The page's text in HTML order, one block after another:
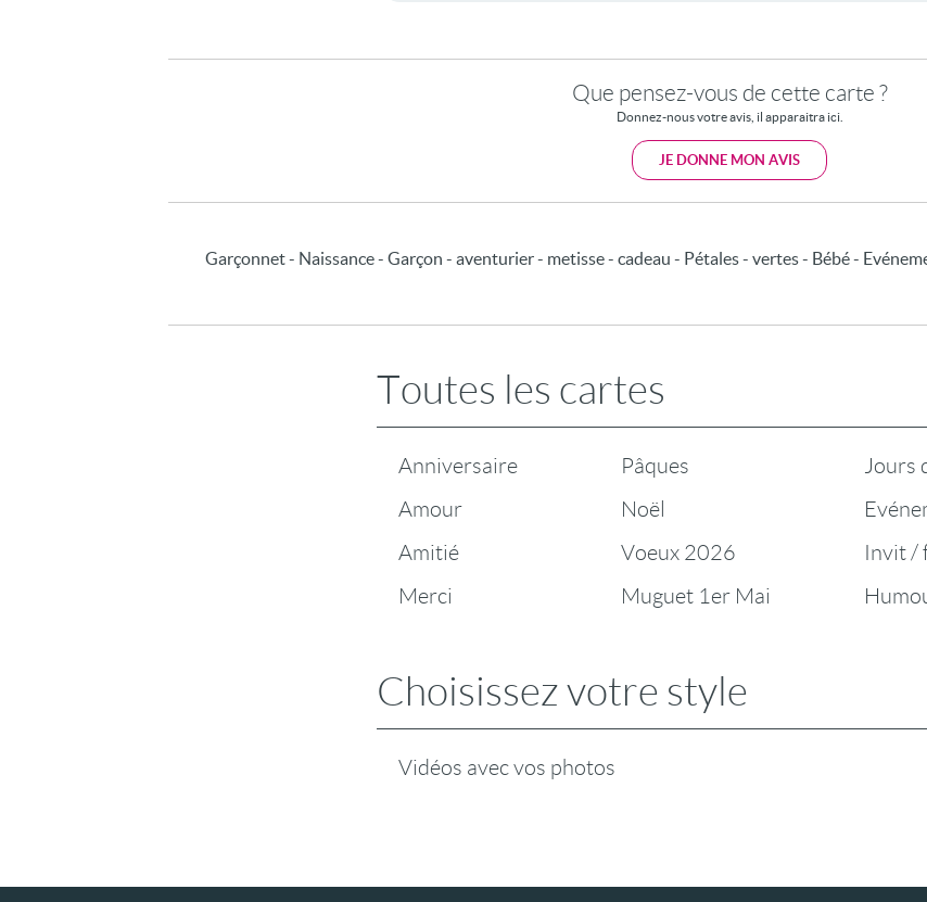
Que pensez-vous de cette carte ?
Donnez-nous votre avis, il apparaitra ici.
JE DONNE MON AVIS
Garçonnet - Naissance - Garçon - aventurier - metisse - cadeau - Pétales - vertes - Bébé -
Toutes les cartes
Anniversaire
Amour
Amitié
Merci
Pâques
Noël
Voeux 2026
Muguet 1er Mai
Jours
Invit /
Choisissez votre style
Vidéos avec vos photos